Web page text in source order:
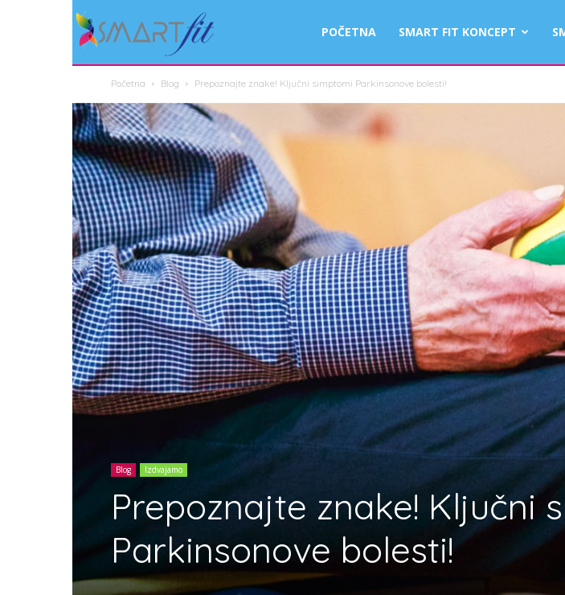
POČETNA SMART FIT KONCEPT
Početna Blog Prepoznajte znake! Ključni simptomi Parkinsonove bolesti!
Blog Izdvajamo
Prepoznajte znake! Ključni
Parkinsonove bolesti!